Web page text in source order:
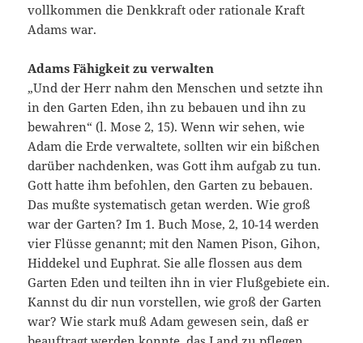
vollkommen die Denkkraft oder rationale Kraft
Adams war.
Adams Fähigkeit zu verwalten
„Und der Herr nahm den Menschen und setzte ihn
in den Garten Eden, ihn zu bebauen und ihn zu
bewahren“ (l. Mose 2, 15). Wenn wir sehen, wie
Adam die Erde ver­waltete, sollten wir ein bißchen
darüber nachdenken, was Gott ihm aufgab zu tun.
Gott hatte ihm befohlen, den Garten zu bebauen.
Das mußte systematisch getan werden. Wie groß
war der Garten? Im 1. Buch Mose, 2, 10‑14 werden
vier Flüsse genannt; mit den Namen Pison, Gihon,
Hiddekel und Euphrat. Sie alle flossen aus dem
Garten Eden und teilten ihn in vier Flußgebiete ein.
Kannst du dir nun vorstellen, wie groß der Garten
war? Wie stark muß Adam gewesen sein, daß er